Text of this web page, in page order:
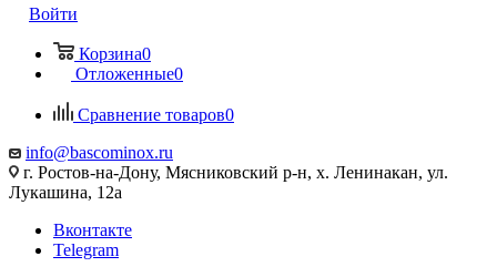
Войти
Корзина0
Отложенные0
Сравнение товаров0
info@bascominox.ru
г. Ростов-на-Дону, Мясниковский р-н, х. Ленинакан, ул.
Лукашина, 12а
Вконтакте
Telegram